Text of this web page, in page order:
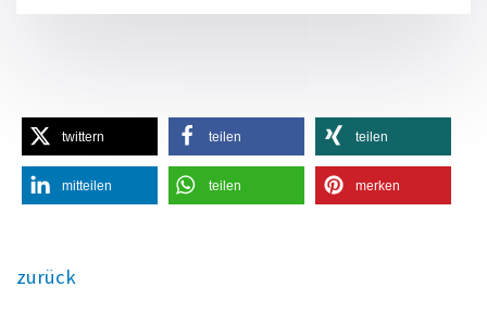
twittern teilen teilen
mitteilen teilen merken
zurück